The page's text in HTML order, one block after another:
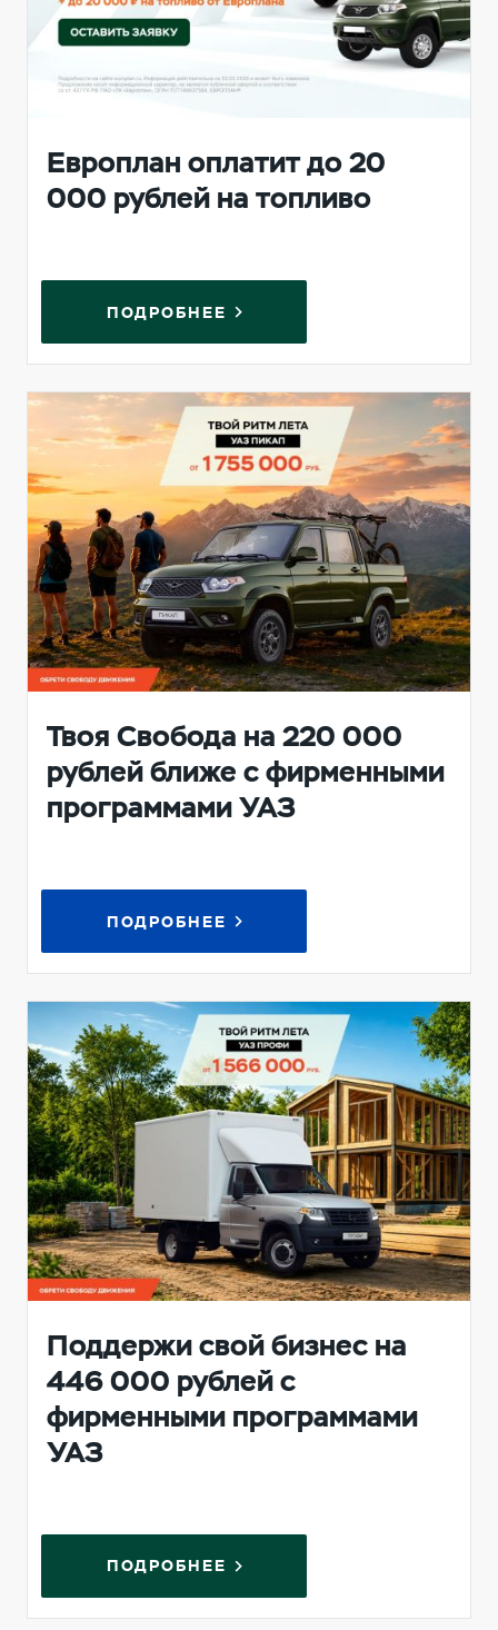
Европлан оплатит до 20
000 рублей на топливо
ПОДРОБНЕЕ
Твоя Свобода на 220 000
рублей ближе с фирменными
программами УАЗ
ПОДРОБНЕЕ
Поддержи свой бизнес на
446 000 рублей с
фирменными программами
УАЗ
ПОДРОБНЕЕ